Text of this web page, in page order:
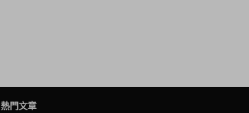
熱門文章